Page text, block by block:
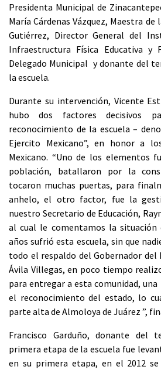
Presidenta Municipal de
María Cárdenas Vázquez, Maestra
Gutiérrez, Director General del
Infraestructura Física Educativa y
Delegado Municipal y donante del
la escuela.
Durante su intervención, Vicente
hubo dos factores decisivos
reconocimiento de la escuela –
Ejercito Mexicano”, en honor a
Mexicano. “Uno de los elementos
población, batallaron por la
tocaron muchas puertas, para
anhelo, el otro factor, fue la
nuestro Secretario de Educación,
al cual le comentamos la situación
años sufrió esta escuela, sin que
todo el respaldo del Gobernador del
Ávila Villegas, en poco tiempo
para entregar a esta comunidad,
el reconocimiento del estado, lo
parte alta de Almoloya de Juárez ”,
Francisco Garduño, donante del
primera etapa de la escuela fue
en su primera etapa, en el 2012